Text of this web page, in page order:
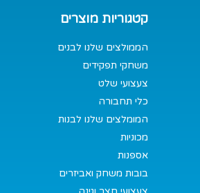
קטגוריות מוצרים
הממולצים שלנו לבנים
משחקי תפקידים
צעצועי שלט
כלי תחבורה
המומלצים שלנו לבנות
מכוניות
אספנות
בובות משחק ואביזרים